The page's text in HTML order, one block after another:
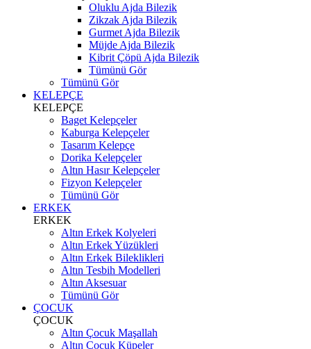
Oluklu Ajda Bilezik
Zikzak Ajda Bilezik
Gurmet Ajda Bilezik
Müjde Ajda Bilezik
Kibrit Çöpü Ajda Bilezik
Tümünü Gör
Tümünü Gör
KELEPÇE
KELEPÇE
Baget Kelepçeler
Kaburga Kelepçeler
Tasarım Kelepçe
Dorika Kelepçeler
Altın Hasır Kelepçeler
Fizyon Kelepçeler
Tümünü Gör
ERKEK
ERKEK
Altın Erkek Kolyeleri
Altın Erkek Yüzükleri
Altın Erkek Bileklikleri
Altın Tesbih Modelleri
Altın Aksesuar
Tümünü Gör
ÇOCUK
ÇOCUK
Altın Çocuk Maşallah
Altın Çocuk Küpeler